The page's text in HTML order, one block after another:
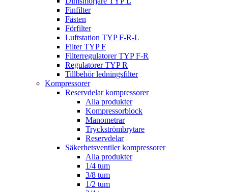
Finfilter
Fästen
Förfilter
Luftstation TYP F-R-L
Filter TYP F
Filterregulatorer TYP F-R
Regulatorer TYP R
Tillbehör ledningsfilter
Kompressorer
Reservdelar kompressorer
Alla produkter
Kompressorblock
Manometrar
Tryckströmbrytare
Reservdelar
Säkerhetsventiler kompressorer
Alla produkter
1/4 tum
3/8 tum
1/2 tum